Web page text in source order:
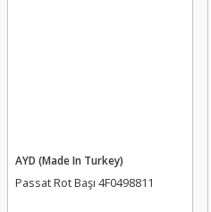
AYD (Made In Turkey)
Passat Rot Başı 4F0498811